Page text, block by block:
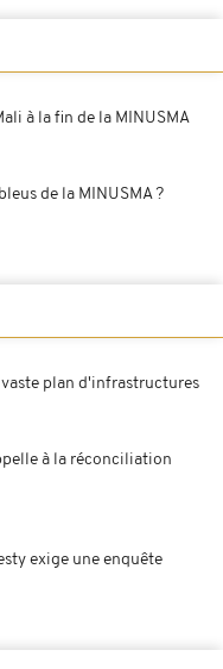
à la fin de la MINUSMA
de la MINUSMA ?
plan d'infrastructures
à la réconciliation
exige une enquête